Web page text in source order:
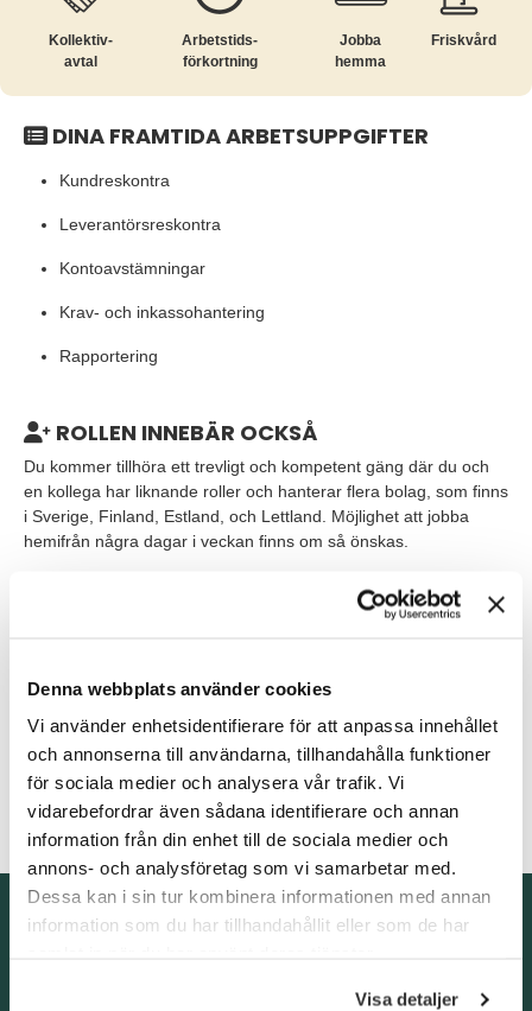
Denna webbplats använder cookies
Vi använder enhetsidentifierare för att anpassa innehållet
och annonserna till användarna, tillhandahålla funktioner
för sociala medier och analysera vår trafik. Vi
vidarebefordrar även sådana identifierare och annan
information från din enhet till de sociala medier och
annons- och analysföretag som vi samarbetar med.
Dessa kan i sin tur kombinera informationen med annan
information som du har tillhandahållit eller som de har
Visa detaljer
Kollektiv­
avtal
Arbetstids­
förkortning
Jobba
hemma
Friskvård
DINA FRAMTIDA ARBETSUPPGIFTER
Kundreskontra
Leverantörsreskontra
Kontoavstämningar
Krav- och inkassohantering
Rapportering
ROLLEN INNEBÄR OCKSÅ
Du kommer tillhöra ett trevligt och kompetent gäng där du och
en kollega har liknande roller och hanterar flera bolag, som finns
i Sverige, Finland, Estland, och Lettland. Möjlighet att jobba
hemifrån några dagar i veckan finns om så önskas.
affärssystem samt har goda kunskaper i Excel. Då du kommer
att arbeta med bolag som finns både i och utanför Sverige är din
svenska och engelska god, både i tal och skrift.
Som person är du noggrann, strukturerad och kan arbeta såväl
självständigt som i team.
Kontakta oss